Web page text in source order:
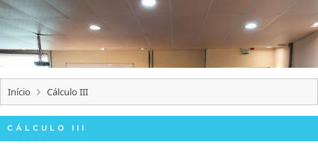
EDITAIS
INTERNACIONAL
OUVIDORIA
PORTARIAS
TELEFONES
Início Cálculo III
CÁLCULO III